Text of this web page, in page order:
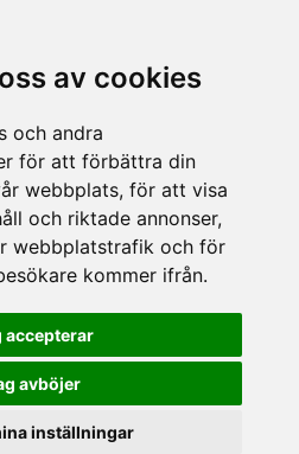
av cookies
och andra
för att förbättra din
webbplats, för att visa
och riktade annonser,
webbplatstrafik och för
kommer ifrån.
accepterar
avböjer
inställningar